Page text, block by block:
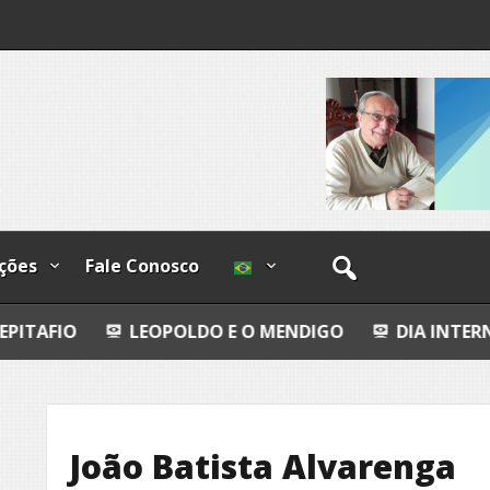
Fale Conosco
LEOPOLDO E O MENDIGO DIA INTERNACIONAL
João Batista Alvarenga